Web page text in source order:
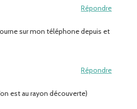
Répondre
sur mon téléphone depuis et
Répondre
est au rayon découverte)